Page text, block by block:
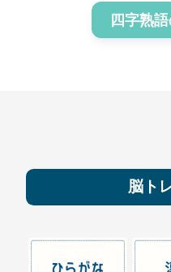
四字熟
脳ト